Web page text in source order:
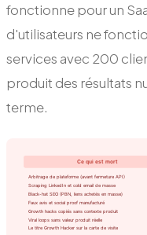
fonctionne pour un
d'utilisateurs ne
services avec 200
produit des résultats
terme.
Ce qui est mort
Arbitrage de plateforme (avant fermeture API)
Scraping LinkedIn et cold email de masse
Black-hat SEO (PBN, liens achetés en masse)
Faux avis et social proof manufacturé
Growth hacks copiés sans contexte produit
Viral loops sans valeur produit réelle
Le titre Growth Hacker sur la carte de visite